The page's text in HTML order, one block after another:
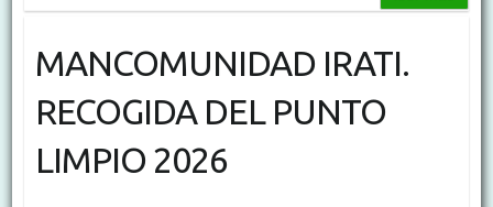
MANCOMUNIDAD IRATI.
RECOGIDA DEL PUNTO
LIMPIO 2026